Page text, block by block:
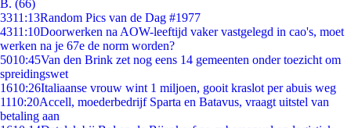
B. (66)
3311:13Random Pics van de Dag #1977
4311:10Doorwerken na AOW-leeftijd vaker vastgelegd in cao's, moet
werken na je 67e de norm worden?
5010:45Van den Brink zet nog eens 14 gemeenten onder toezicht om
spreidingswet
1610:26Italiaanse vrouw wint 1 miljoen, gooit kraslot per abuis weg
1110:20Accell, moederbedrijf Sparta en Batavus, vraagt uitstel van
betaling aan